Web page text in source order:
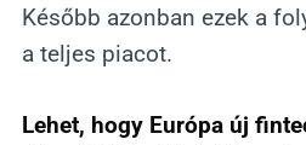
Később azonban ezek a
a teljes piacot.
Lehet, hogy Európa új